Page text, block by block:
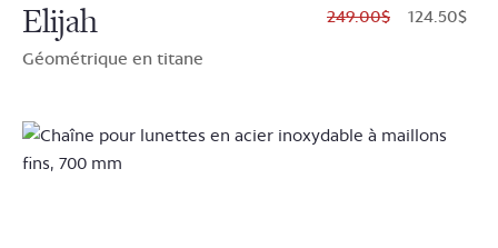
Elijah
Géométrique en titane
$249.00 $124.50